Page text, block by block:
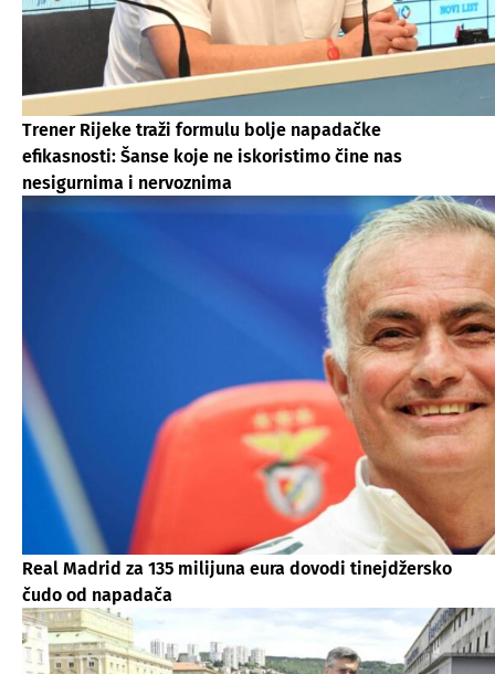
Trener Rijeke traži formulu bolje napadačke
efikasnosti: Šanse koje ne iskoristimo čine nas
nesigurnima i nervoznima
Real Madrid za 135 milijuna eura dovodi tinejdžersko
čudo od napadača